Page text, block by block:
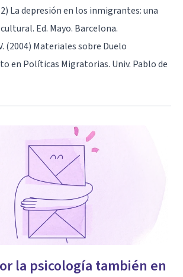
La depresión en los inmigrantes: una
Ed. Mayo. Barcelona.
(2004) Materiales sobre Duelo
en Políticas Migratorias. Univ. Pablo de
la psicología también en